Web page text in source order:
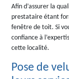
Afin d’assurer la
prestataire étant
fenêtre de toit. Si
confiance à
cette localité.
Pose de